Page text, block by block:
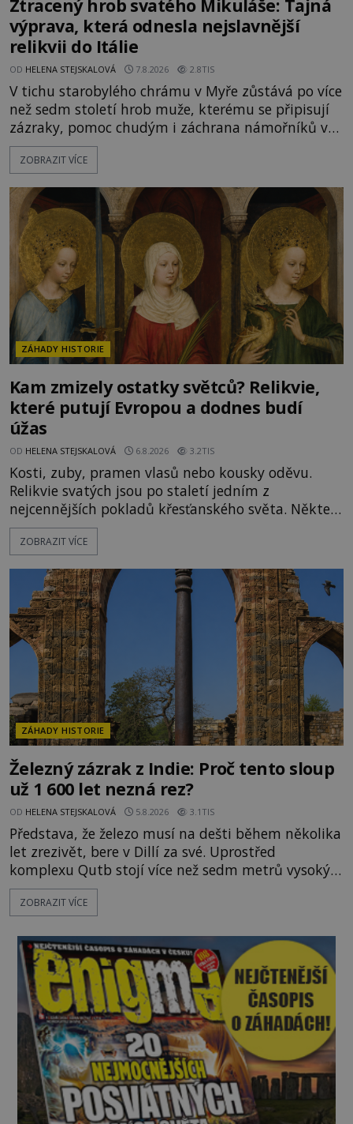
Ztracený hrob svatého Mikuláše: Tajná
výprava, která odnesla nejslavnější
relikvii do Itálie
OD HELENA STEJSKALOVÁ 7.8.2026 2.8TIS
V tichu starobylého chrámu v Myře zůstává po více
než sedm století hrob muže, kterému se připisují
zázraky, pomoc chudým i záchrana námořníků v
bouřích. Pak ale přichází rok 1087 a klidné místo
se mění v dějiště podivné noční výpravy. Skupina
Mikuláše a odváží jeho ostatky přes moře do Bari.
Je to zbožná záchrana před nebezpečím, nebo
promyšlená krádež,
ZOBRAZIT VÍCE
ZÁHADY HISTORIE
Kam zmizely ostatky světců? Relikvie,
které putují Evropou a dodnes budí
úžas
OD HELENA STEJSKALOVÁ 6.8.2026 3.2TIS
Kosti, zuby, pramen vlasů nebo kousky oděvu.
Relikvie svatých jsou po staletí jedním z
nejcennějších pokladů křesťanského světa. Některé
mají pečlivě doloženou historii, jiné provází
záhady, krádeže i nečekané objevy. Jejich osudy
o skutečné historické události. Ve středověké
Evropě mají relikvie mimořádnou hodnotu. Nejsou
jen předmětem úcty
ZOBRAZIT VÍCE
ZÁHADY HISTORIE
Železný zázrak z Indie: Proč tento sloup
už 1 600 let nezná rez?
OD HELENA STEJSKALOVÁ 5.8.2026 3.1TIS
Představa, že železo musí na dešti během několika
let zrezivět, bere v Dillí za své. Uprostřed
komplexu Qutb stojí více než sedm metrů vysoký
železný sloup, který už přibližně 1 600 let odolává
počasí s jen nepatrnými stopami koroze. Jeho
ztracených technologiích či tajemných
materiálech. Moderní metalurgie však ukazuje, že
skutečné vysvětlení je ješt
ZOBRAZIT VÍCE